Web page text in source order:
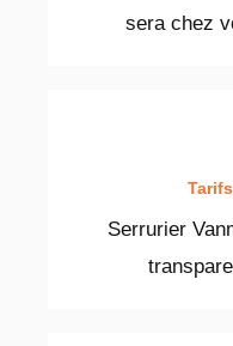
sera chez
Serrurier